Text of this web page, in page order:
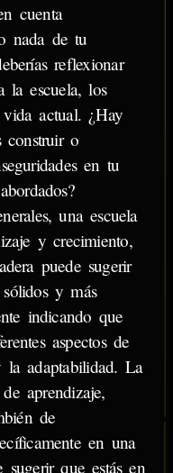
cuenta
nada de tu
reflexionar
la escuela, los
actual. ¿Hay
construir o
en tu
una escuela
y crecimiento,
puede sugerir
y más
indicando que
aspectos de
adaptabilidad. La
aprendizaje,
de
en una
sugerir que estás en